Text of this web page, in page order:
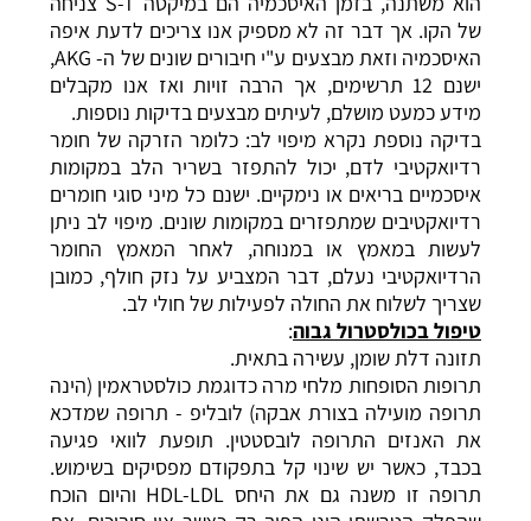
של הקו. אך דבר זה לא מספיק אנו צריכים לדעת איפה
האיסכמיה וזאת מבצעים ע"י חיבורים שונים של ה- AKG,
ישנם 12 תרשימים, אך הרבה זויות ואז אנו מקבלים
מידע כמעט מושלם, לעיתים מבצעים בדיקות נוספות.
בדיקה נוספת נקרא מיפוי לב: כלומר הזרקה של חומר
רדיואקטיבי לדם, יכול להתפזר בשריר הלב במקומות
איסכמיים בריאים או נימקיים. ישנם כל מיני סוגי חומרים
רדיואקטיבים שמתפזרים במקומות שונים. מיפוי לב ניתן
לעשות במאמץ או במנוחה, לאחר המאמץ החומר
הרדיואקטיבי נעלם, דבר המצביע על נזק חולף, כמובן
שצריך לשלוח את החולה לפעילות של חולי לב.
טיפול בכולסטרול גבוה:
תזונה דלת שומן, עשירה בתאית.
תרופות הסופחות מלחי מרה כדוגמת כולסטראמין (הינה
תרופה מועילה בצורת אבקה) לובליפ - תרופה שמדכא
את האנזים התרופה לובסטטין. תופעת לוואי פגיעה
בכבד, כאשר יש שינוי קל בתפקודם מפסיקים בשימוש.
תרופה זו משנה גם את היחס HDL-LDL והיום הוכח